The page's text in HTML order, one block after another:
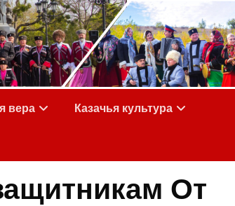
вера Казачья культура
От